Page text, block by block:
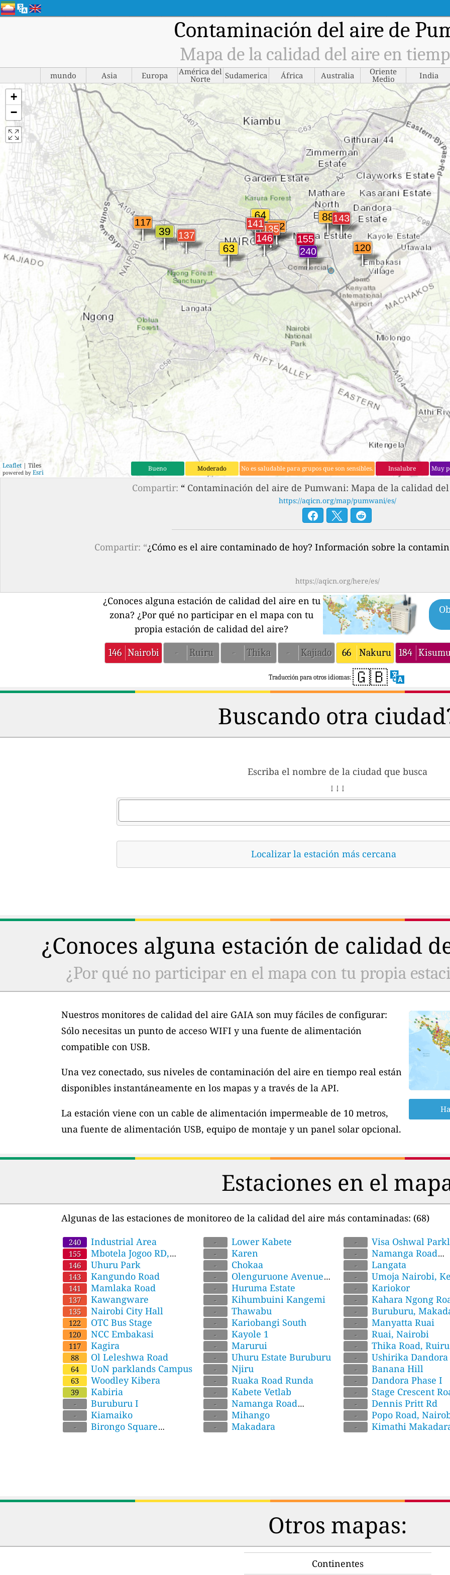
Contaminación del aire de
Mapa de la calidad del aire en
mundo Asia Europa América del
Norte Sudamerica África Australia Oriente
Medio India
+
−
Leaflet | Tiles
powered by Esri Bueno Moderado No es saludable para grupos que son sensibles. Insalubre Muy
Compartir: “ Contaminación del aire de Pumwani: Mapa de la calidad
https://aqicn.org/map/pumwani/es/
Compartir: “¿Cómo es el aire contaminado de hoy? Información sobre la
https://aqicn.org/here/es/
¿Conoces alguna estación de calidad del aire en tu
zona? ¿Por qué no participar en el mapa con tu
propia estación de calidad del aire?
146 Nairobi - Ruiru - Thika - Kajiado 66 Nakuru 184
Traducción para otros idiomas: 🇬🇧
Buscando otra
Escriba el nombre de la ciudad que busca
↓ ↓ ↓
Localizar la estación más cercana
¿Conoces alguna estación de calidad
¿Por qué no participar en el mapa con tu propia
Nuestros monitores de calidad del aire GAIA son muy fáciles de configurar:
Sólo necesitas un punto de acceso WIFI y una fuente de alimentación
compatible con USB.
Una vez conectado, sus niveles de contaminación del aire en tiempo real están
disponibles instantáneamente en los mapas y a través de la API.
La estación viene con un cable de alimentación impermeable de 10 metros,
una fuente de alimentación USB, equipo de montaje y un panel solar opcional.
Estaciones en el
Algunas de las estaciones de monitoreo de la calidad del aire más contaminadas: (68)
240 Industrial Area
155
Mbotela Jogoo RD,
Nairobi
146 Uhuru Park
143 Kangundo Road
141 Mamlaka Road
137 Kawangware
135 Nairobi City Hall
122 OTC Bus Stage
120 NCC Embakasi
117 Kagira
88 Ol Leleshwa Road
64 UoN parklands Campus
63 Woodley Kibera
39 Kabiria
- Buruburu I
- Kiamaiko
- Birongo Square
Nairobi West
- Lower Kabete
- Karen
- Chokaa
-
Olenguruone Avenue
North Lavington
- Huruma Estate
- Kihumbuini Kangemi
- Thawabu
- Kariobangi South
- Kayole 1
- Marurui
- Uhuru Estate Buruburu
- Njiru
- Ruaka Road Runda
- Kabete Vetlab
-
Namanga Road
Kitengela II
- Mihango
- Makadara
- Visa Oshwal
-
Namanga Road
Kitengela I
- Langata
- Umoja Nairobi,
- Kariokor
-
Kahara Ngong
Junction
-
Buruburu,
Nairobi, kenya
- Manyatta Ruai
- Ruai, Nairobi
- Thika Road, Ruiru
- Ushirika Dandora
- Banana Hill
- Dandora Phase I
- Stage Crescent
- Dennis Pritt Rd
- Popo Road,
- Kimathi
Otros mapas:
Continentes